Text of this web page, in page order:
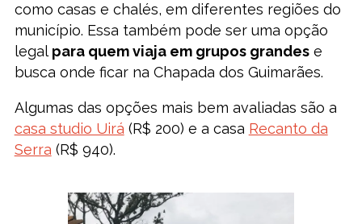
como casas e chalés, em diferentes regiões do
município. Essa também pode ser uma opção
legalpara quem viaja em grupos grandese
busca onde ficar na Chapada dos Guimarães.
Algumas das opções mais bem avaliadas são a
casa studio Uirá (R$ 200) e a casa Recanto da
Serra (R$ 940).